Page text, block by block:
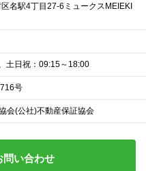
名駅4丁目27-6ミュークスMEIEKI
土日祝：09:15～18:00
号
会(公社)不動産保証協会
問い合わせ